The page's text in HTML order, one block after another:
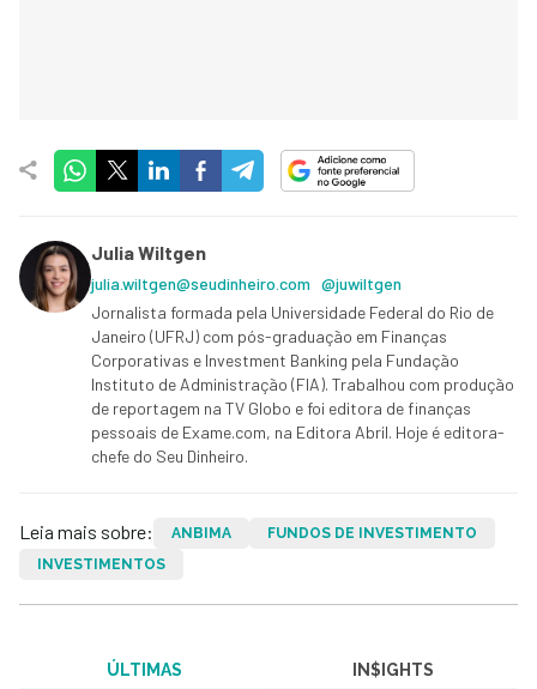
Julia Wiltgen
julia.wiltgen@seudinheiro.com @juwiltgen
Jornalista formada pela Universidade Federal do Rio de
Janeiro (UFRJ) com pós-graduação em Finanças
Corporativas e Investment Banking pela Fundação
Instituto de Administração (FIA). Trabalhou com produção
de reportagem na TV Globo e foi editora de finanças
pessoais de Exame.com, na Editora Abril. Hoje é editora-
chefe do Seu Dinheiro.
Leia mais sobre: ANBIMA
FUNDOS DE INVESTIMENTO
INVESTIMENTOS
ÚLTIMAS IN$IGHTS